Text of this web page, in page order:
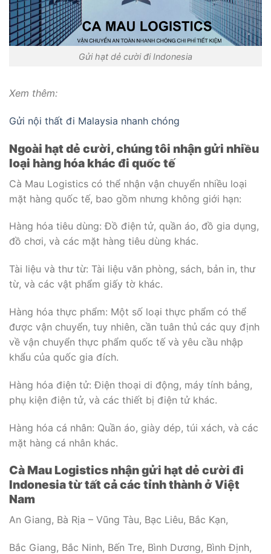
Gửi hạt dẻ cười đi Indonesia
Xem thêm:
Gửi nội thất đi Malaysia nhanh chóng
Ngoài hạt dẻ cười, chúng tôi nhận gửi nhiều
loại hàng hóa khác đi quốc tế
Cà Mau Logistics có thể nhận vận chuyển nhiều loại
mặt hàng quốc tế, bao gồm nhưng không giới hạn:
Hàng hóa tiêu dùng: Đồ điện tử, quần áo, đồ gia dụng,
đồ chơi, và các mặt hàng tiêu dùng khác.
Tài liệu và thư từ: Tài liệu văn phòng, sách, bản in, thư
từ, và các vật phẩm giấy tờ khác.
Hàng hóa thực phẩm: Một số loại thực phẩm có thể
được vận chuyển, tuy nhiên, cần tuân thủ các quy định
về vận chuyển thực phẩm quốc tế và yêu cầu nhập
khẩu của quốc gia đích.
Hàng hóa điện tử: Điện thoại di động, máy tính bảng,
phụ kiện điện tử, và các thiết bị điện tử khác.
Hàng hóa cá nhân: Quần áo, giày dép, túi xách, và các
mặt hàng cá nhân khác.
Cà Mau Logistics nhận gửi hạt dẻ cười đi
Indonesia từ tất cả các tỉnh thành ở Việt
Nam
An Giang, Bà Rịa – Vũng Tàu, Bạc Liêu, Bắc Kạn,
Bắc Giang, Bắc Ninh, Bến Tre, Bình Dương, Bình Định,